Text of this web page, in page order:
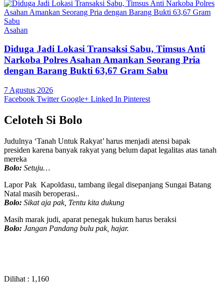
Asahan
Diduga Jadi Lokasi Transaksi Sabu, Timsus Anti
Narkoba Polres Asahan Amankan Seorang Pria
dengan Barang Bukti 63,67 Gram Sabu
7 Agustus 2026
Facebook Twitter Google+ Linked In Pinterest
Celoteh Si Bolo
Judulnya ‘Tanah Untuk Rakyat’ harus menjadi atensi bapak
presiden karena banyak rakyat yang belum dapat legalitas atas tanah
mereka
Bolo: Setuju…
Lapor Pak Kapoldasu, tambang ilegal disepanjang Sungai Batang
Natal masih beroperasi..
Bolo: Sikat aja pak, Tentu kita dukung
Masih marak judi, aparat penegak hukum harus beraksi
Bolo: Jangan Pandang bulu pak, hajar.
Dilihat : 1,160